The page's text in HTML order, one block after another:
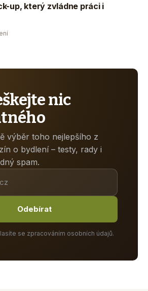
up, který zvládne práci i
nic
výběr toho nejlepšího z
o bydlení – testy, rady i
spam.
Odebírat
se zpracováním osobních údajů.